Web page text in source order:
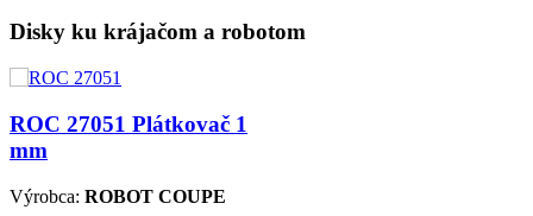
Disky ku krájačom a robotom
ROC 27051 Plátkovač 1
mm
Výrobca: ROBOT COUPE